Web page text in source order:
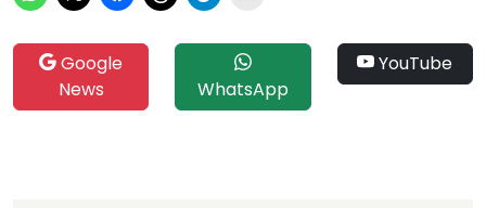
Google
News
WhatsApp
YouTube